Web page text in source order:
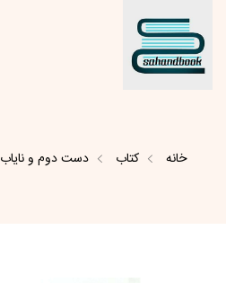
خانه کتاب دست دوم و نایاب